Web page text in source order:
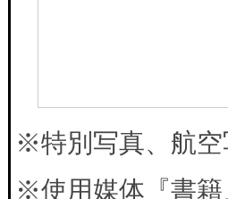
※特別写真、航
※使用媒体『書籍